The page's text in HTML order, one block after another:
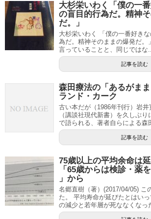
大杉栄いわく「僕の一
の盲目的行為だ。精神
だ。」
大杉栄いわく 「僕の一番好き
為だ。精神そのままの爆発だ。
言っていることと、同じではな
記事を読む
森田療法の「あるがま
ランド・カーク
古い本だが（1986年刊行）岩井
（講談社現代新書）を久しぶ
で語られる、著者自らによる森
記事を読む
75歳以上の平均余命は
「65歳からは検診・薬
」から
名郷直樹（著）(2017/04/05) こ
た。 平均寿命が延びたとはい
の減少と若年層が死ななくなっ